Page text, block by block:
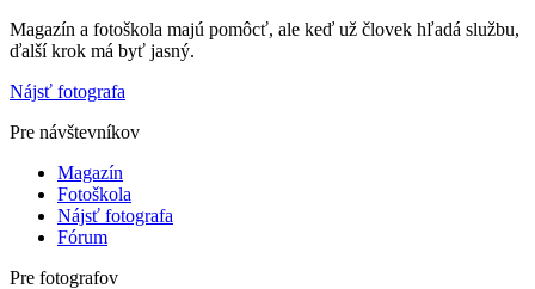
Magazín a fotoškola majú pomôcť, ale keď už človek hľadá službu,
ďalší krok má byť jasný.
Nájsť fotografa
Pre návštevníkov
Magazín
Fotoškola
Nájsť fotografa
Fórum
Pre fotografov